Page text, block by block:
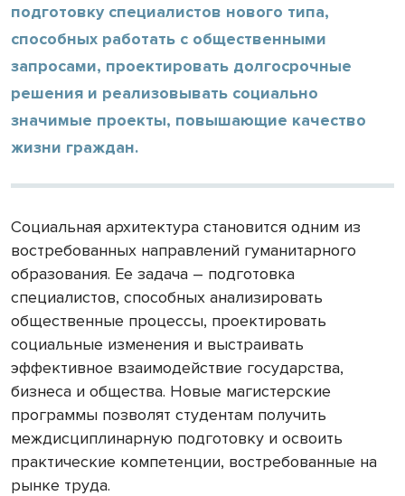
подготовку специалистов нового типа,
способных работать с общественными
запросами, проектировать долгосрочные
решения и реализовывать социально
значимые проекты, повышающие качество
жизни граждан.
Социальная архитектура становится одним из
востребованных направлений гуманитарного
образования. Ее задача – подготовка
специалистов, способных анализировать
общественные процессы, проектировать
социальные изменения и выстраивать
эффективное взаимодействие государства,
бизнеса и общества. Новые магистерские
программы позволят студентам получить
междисциплинарную подготовку и освоить
практические компетенции, востребованные на
рынке труда.